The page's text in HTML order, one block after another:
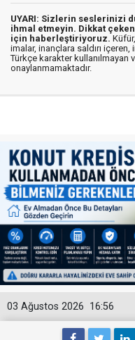
UYARI: Sizlerin seslerinizi
ihmal etmeyin. Dikkat
için haberleştiriyoruz.
imalar, inançlara saldırı içeren,
Türkçe karakter kullanılmayan
onaylanmamaktadır.
16:56
03 Ağustos 2026